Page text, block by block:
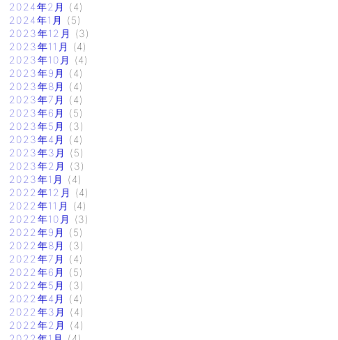
2024年2月
(4)
2024年1月
(5)
2023年12月
(3)
2023年11月
(4)
2023年10月
(4)
2023年9月
(4)
2023年8月
(4)
2023年7月
(4)
2023年6月
(5)
2023年5月
(3)
2023年4月
(4)
2023年3月
(5)
2023年2月
(3)
2023年1月
(4)
2022年12月
(4)
2022年11月
(4)
2022年10月
(3)
2022年9月
(5)
2022年8月
(3)
2022年7月
(4)
2022年6月
(5)
2022年5月
(3)
2022年4月
(4)
2022年3月
(4)
2022年2月
(4)